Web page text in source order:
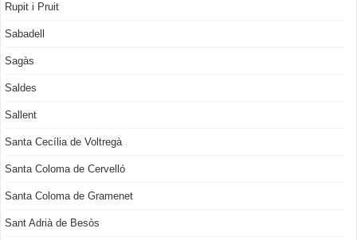
Rupit i Pruit
Sabadell
Sagàs
Saldes
Sallent
Santa Cecília de Voltregà
Santa Coloma de Cervelló
Santa Coloma de Gramenet
Sant Adrià de Besòs